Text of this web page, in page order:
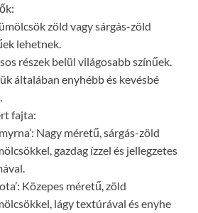
zöld vagy sárgás-zöld
lehetnek.
részek belül világosabb színűek.
általában enyhébb és kevésbé
fajta:
Nagy méretű, sárgás-zöld
gazdag ízzel és jellegzetes
Közepes méretű, zöld
lágy textúrával és enyhe